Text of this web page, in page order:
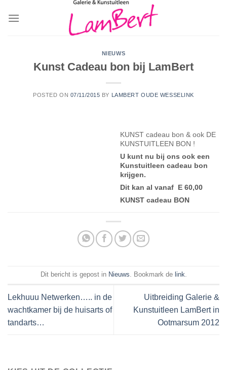
NIEUWS
Kunst Cadeau bon bij LamBert
POSTED ON 07/11/2015 BY LAMBERT OUDE WESSELINK
KUNST cadeau bon & ook DE
KUNSTUITLEEN BON !
U kunt nu bij ons ook een
Kunstuitleen cadeau bon
krijgen.
Dit kan al vanaf E 60,00
KUNST cadeau BON
Dit bericht is gepost in Nieuws. Bookmark de link.
Lekhuuu Netwerken….. in de
wachtkamer bij de huisarts of
tandarts…
Uitbreiding Galerie &
Kunstuitleen LamBert in
Ootmarsum 2012